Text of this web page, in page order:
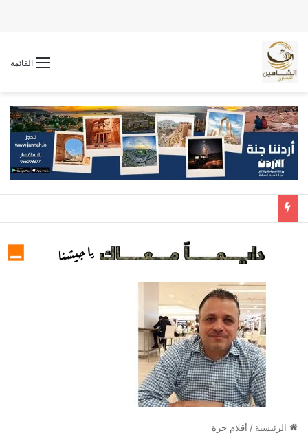
القائمة
الرئيسية / أقلام حرة